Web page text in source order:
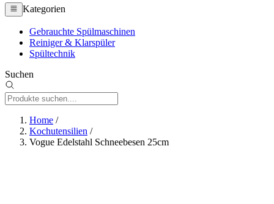
Kategorien
Gebrauchte Spülmaschinen
Reiniger & Klarspüler
Spültechnik
Suchen
Home /
Kochutensilien /
Vogue Edelstahl Schneebesen 25cm